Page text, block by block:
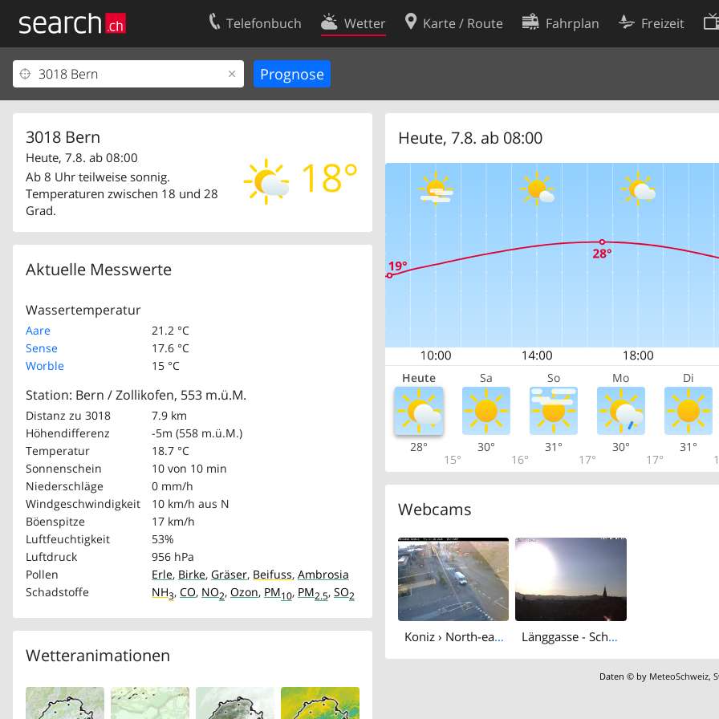
Telefonbuch Wetter Karte / Route Fahrplan Freizeit
3018 Bern
18°
Heute, 7.8. ab 08:00
Ab 8 Uhr teilweise sonnig.
Temperaturen zwischen 18 und 28
Grad.
Aktuelle Messwerte
Wassertemperatur
Aare
21.2 °C
Sense
17.6 °C
Worble
15 °C
Station: Bern / Zollikofen, 553 m.ü.M.
Distanz zu 3018
7.9 km
Höhendifferenz
-5m (558 m.ü.M.)
Temperatur
18.7 °C
Sonnenschein
10 von 10 min
Niederschläge
0 mm/h
Windgeschwindigkeit
10 km/h aus N
Böenspitze
17 km/h
Luftfeuchtigkeit
53%
Luftdruck
956 hPa
Pollen
Erle, Birke, Gräser, Beifuss, Ambrosia
Schadstoffe
NH3, CO, NO2, Ozon, PM10, PM2.5, SO2
Wetteranimationen
Heute, 7.8. ab 08:00
Heute Sa So Mo Di
28°
15°
30°
16°
31°
17°
30°
17°
31°
Webcams
Koniz › North-east: Genossenschaft Wohnraum Köniz - Bläuackerplatz Länggasse - Schweiz
Daten © by MeteoSchweiz,
Ihr Eintrag
Kundencenter Geschäftskunden
Kontakt
Nutzungsbedingungen
Cookie-Einstellungen